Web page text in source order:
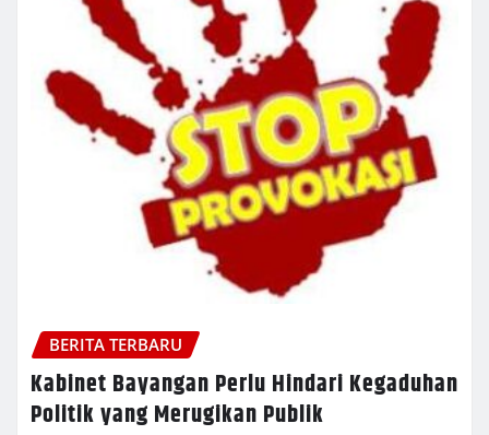
BERITA TERBARU
Kabinet Bayangan Perlu Hindari Kegaduhan
Politik yang Merugikan Publik